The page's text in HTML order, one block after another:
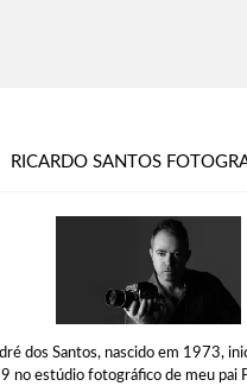
RICARDO SANTOS
dos Santos, nascido em 1973,
no estúdio fotográfico de meu pai